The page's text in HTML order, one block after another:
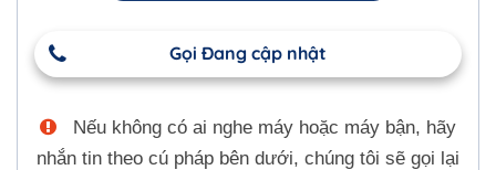
Gọi Đang cập nhật
Nếu không có ai nghe máy hoặc máy bận, hãy
nhắn tin theo cú pháp bên dưới, chúng tôi sẽ gọi lại